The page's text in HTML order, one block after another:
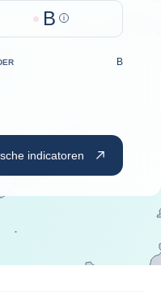
B Help
B
indicatoren